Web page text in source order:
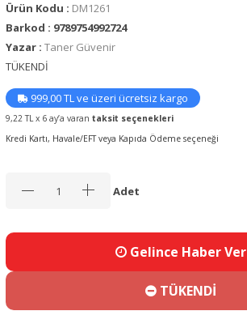
Ürün Kodu : DM1261
Barkod : 9789754992724
Yazar : Taner Güvenir
TÜKENDİ
999,00 TL ve üzeri ücretsiz kargo
9,22 TL x 6 ay’a varan taksit seçenekleri
Kredi Kartı, Havale/EFT veya Kapıda Ödeme seçeneği
Adet
Gelince Haber Ver
TÜKENDİ